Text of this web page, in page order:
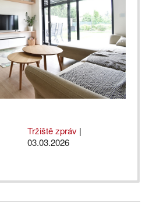
Tržiště zpráv |
03.03.2026